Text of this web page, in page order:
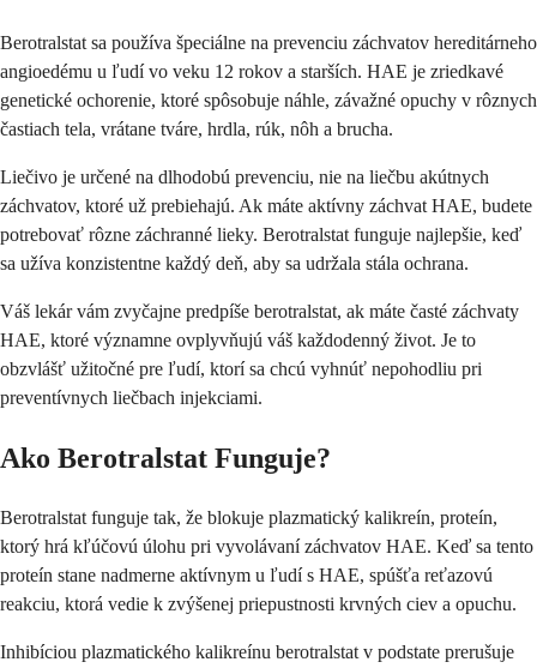
Berotralstat sa používa špeciálne na prevenciu záchvatov hereditárneho
angioedému u ľudí vo veku 12 rokov a starších. HAE je zriedkavé
genetické ochorenie, ktoré spôsobuje náhle, závažné opuchy v rôznych
častiach tela, vrátane tváre, hrdla, rúk, nôh a brucha.
Liečivo je určené na dlhodobú prevenciu, nie na liečbu akútnych
záchvatov, ktoré už prebiehajú. Ak máte aktívny záchvat HAE, budete
potrebovať rôzne záchranné lieky. Berotralstat funguje najlepšie, keď
sa užíva konzistentne každý deň, aby sa udržala stála ochrana.
Váš lekár vám zvyčajne predpíše berotralstat, ak máte časté záchvaty
HAE, ktoré významne ovplyvňujú váš každodenný život. Je to
obzvlášť užitočné pre ľudí, ktorí sa chcú vyhnúť nepohodliu pri
preventívnych liečbach injekciami.
Ako Berotralstat Funguje?
Berotralstat funguje tak, že blokuje plazmatický kalikreín, proteín,
ktorý hrá kľúčovú úlohu pri vyvolávaní záchvatov HAE. Keď sa tento
proteín stane nadmerne aktívnym u ľudí s HAE, spúšťa reťazovú
reakciu, ktorá vedie k zvýšenej priepustnosti krvných ciev a opuchu.
Inhibíciou plazmatického kalikreínu berotralstat v podstate prerušuje